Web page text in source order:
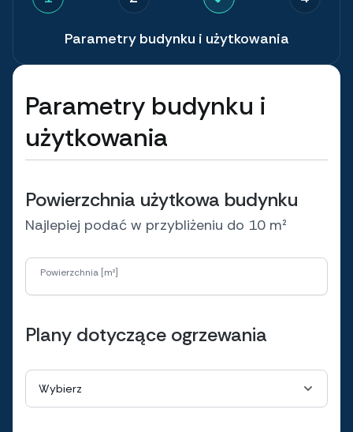
Parametry budynku i
użytkowania
Powierzchnia użytkowa budynku
Najlepiej podać w przybliżeniu do 10 m²
Powierzchnia [m²]
Plany dotyczące ogrzewania
Parametry budynku i użytkowania